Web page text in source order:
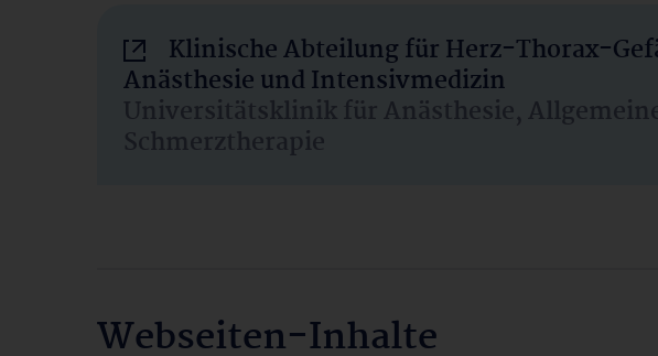
Klinische Abteilung für Herz-Thorax-
Anästhesie und Intensivmedizin
Universitätsklinik für Anästhesie,
Schmerztherapie
Webseiten-Inhalte